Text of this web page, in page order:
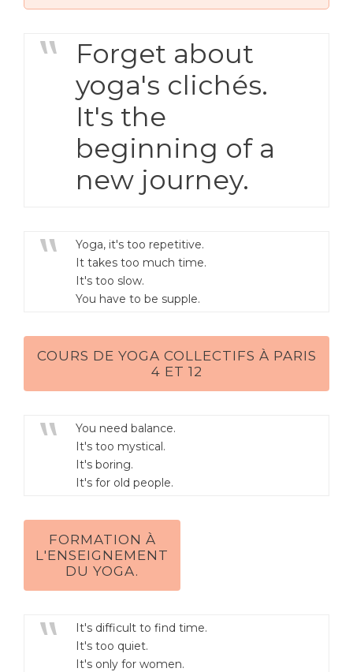
Forget about
yoga's clichés.
It's the
beginning of a
new journey.
Yoga, it's too repetitive.
It takes too much time.
It's too slow.
You have to be supple.
COURS DE YOGA COLLECTIFS À PARIS
4 ET 12
You need balance.
It's too mystical.
It's boring.
It's for old people.
FORMATION À
L'ENSEIGNEMENT
DU YOGA.
It's difficult to find time.
It's too quiet.
It's only for women.